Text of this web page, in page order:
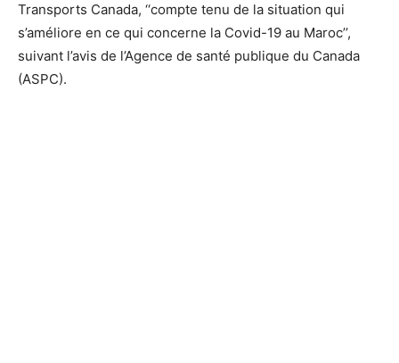
Transports Canada, ‘‘compte tenu de la situation qui
s’améliore en ce qui concerne la Covid-19 au Maroc’’,
suivant l’avis de l’Agence de santé publique du Canada
(ASPC).